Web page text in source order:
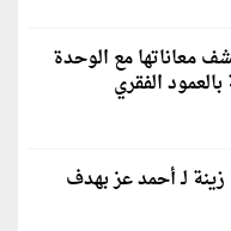
معاناتها مع الوحدة
الفقري
لـ أحمد عز بهدف